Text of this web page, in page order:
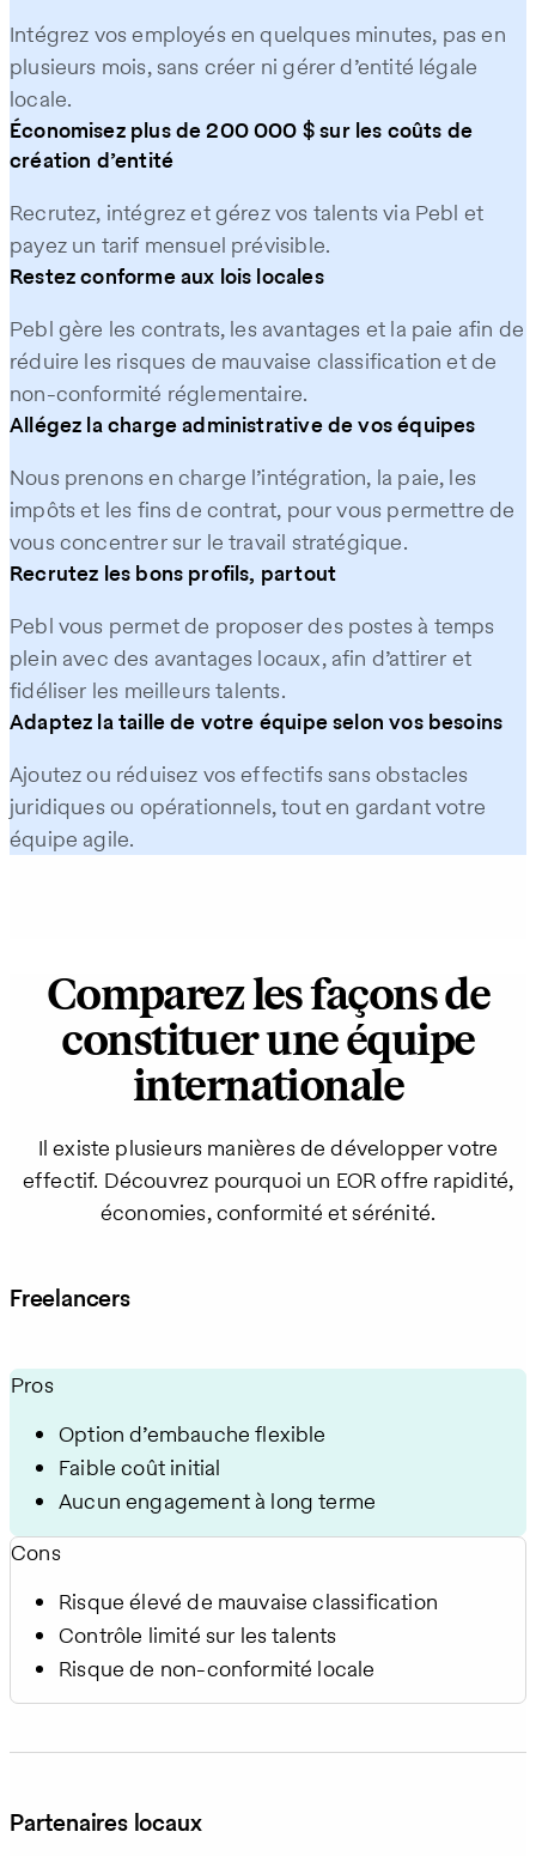
Intégrez vos employés en quelques minutes, pas en
plusieurs mois, sans créer ni gérer d’entité légale
locale.
Économisez plus de 200 000 $ sur les coûts de
création d’entité
Recrutez, intégrez et gérez vos talents via Pebl et
payez un tarif mensuel prévisible.
Restez conforme aux lois locales
Pebl gère les contrats, les avantages et la paie afin de
réduire les risques de mauvaise classification et de
non-conformité réglementaire.
Allégez la charge administrative de vos équipes
Nous prenons en charge l’intégration, la paie, les
impôts et les fins de contrat, pour vous permettre de
vous concentrer sur le travail stratégique.
Recrutez les bons profils, partout
Pebl vous permet de proposer des postes à temps
plein avec des avantages locaux, afin d’attirer et
fidéliser les meilleurs talents.
Adaptez la taille de votre équipe selon vos besoins
Ajoutez ou réduisez vos effectifs sans obstacles
juridiques ou opérationnels, tout en gardant votre
équipe agile.
Comparez les façons de
constituer une équipe
internationale
Il existe plusieurs manières de développer votre
effectif. Découvrez pourquoi un EOR offre rapidité,
économies, conformité et sérénité.
Freelancers
Pros
Option d’embauche flexible
Faible coût initial
Aucun engagement à long terme
Cons
Risque élevé de mauvaise classification
Contrôle limité sur les talents
Risque de non-conformité locale
Partenaires locaux